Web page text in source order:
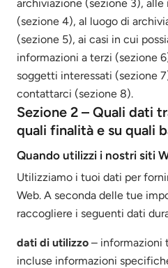
archiviazione (sezione 3),
(sezione 4), al luogo di
(sezione 5), ai casi in cui
informazioni a terzi (sezione
soggetti interessati (sezione
contattarci (sezione 8).
Sezione 2 – Quali dati
quali finalità e su quali
Quando utilizzi i nostri siti
Utilizziamo i tuoi dati per
Web. A seconda delle tue
raccogliere i seguenti dati
dati di utilizzo – informazioni
incluse informazioni